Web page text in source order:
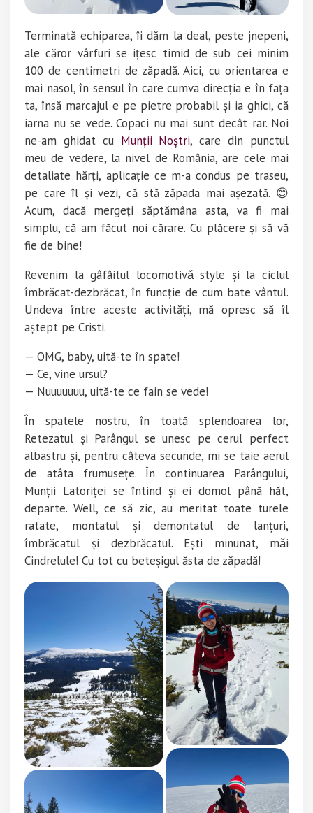
Terminată echiparea, îi dăm la deal, peste jnepeni,
ale căror vârfuri se ițesc timid de sub cei minim
100 de centimetri de zăpadă. Aici, cu orientarea e
mai nasol, în sensul în care cumva direcția e în fața
ta, însă marcajul e pe pietre probabil și ia ghici, că
iarna nu se vede. Copaci nu mai sunt decât rar. Noi
ne-am ghidat cu Munții Noștri, care din punctul
meu de vedere, la nivel de România, are cele mai
detaliate hărți, aplicație ce m-a condus pe traseu,
pe care îl și vezi, că stă zăpada mai așezată. 😊
Acum, dacă mergeți săptămâna asta, va fi mai
simplu, că am făcut noi cărare. Cu plăcere și să vă
fie de bine!
Revenim la gâfâitul locomotivǎ style și la ciclul
îmbrăcat-dezbrăcat, în funcție de cum bate vântul.
Undeva între aceste activități, mă opresc să îl
aștept pe Cristi.
— OMG, baby, uită-te în spate!
— Ce, vine ursul?
— Nuuuuuuu, uită-te ce fain se vede!
În spatele nostru, în toată splendoarea lor,
Retezatul și Parângul se unesc pe cerul perfect
albastru și, pentru câteva secunde, mi se taie aerul
de atâta frumusețe. În continuarea Parângului,
Munții Latoriței se întind și ei domol până hăt,
departe. Well, ce să zic, au meritat toate turele
ratate, montatul și demontatul de lanțuri,
îmbrăcatul și dezbrăcatul. Ești minunat, mǎi
Cindrelule! Cu tot cu beteșigul ăsta de zăpadă!